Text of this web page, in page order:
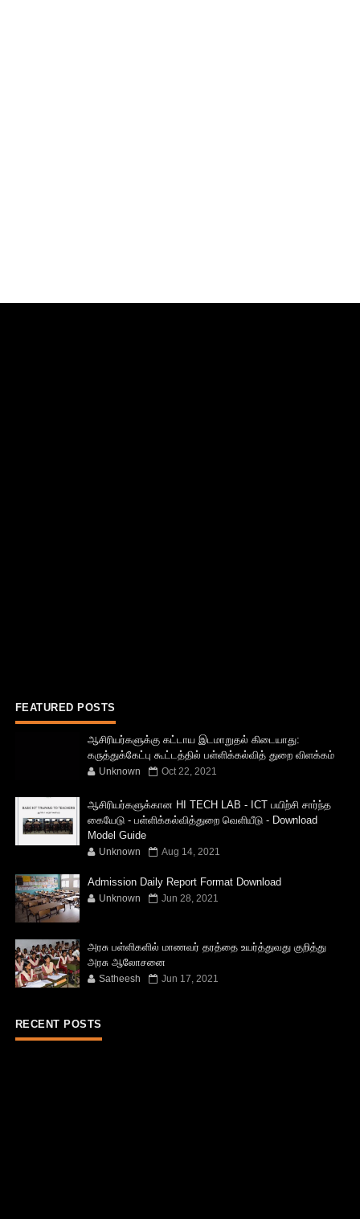
FEATURED POSTS
ஆசிரியர்களுக்கு கட்டாய இடமாறுதல் கிடையாது:
கருத்துக்கேட்பு கூட்டத்தில் பள்ளிக்கல்வித் துறை விளக்கம்
Unknown Oct 22, 2021
ஆசிரியர்களுக்கான HI TECH LAB - ICT பயிற்சி சார்ந்த
கையேடு - பள்ளிக்கல்வித்துறை வெளியீடு - Download
Model Guide
Unknown Aug 14, 2021
Admission Daily Report Format Download
Unknown Jun 28, 2021
அரசு பள்ளிகளில் மாணவர் தரத்தை உயர்த்துவது குறித்து
அரசு ஆலோசனை
Satheesh Jun 17, 2021
RECENT POSTS